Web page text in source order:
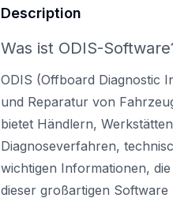
Description
Was ist ODIS-
ODIS (Offboard Diagnostic
und Reparatur von
bietet Händlern,
Diagnoseverfahren,
wichtigen Informationen,
dieser großartigen